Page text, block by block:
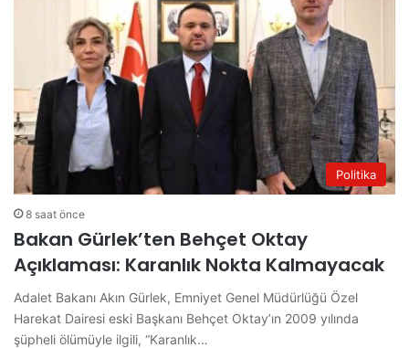
Politika
8 saat önce
Bakan Gürlek’ten Behçet Oktay
Açıklaması: Karanlık Nokta Kalmayacak
Adalet Bakanı Akın Gürlek, Emniyet Genel Müdürlüğü Özel
Harekat Dairesi eski Başkanı Behçet Oktay’ın 2009 yılında
şüpheli ölümüyle ilgili, “Karanlık…